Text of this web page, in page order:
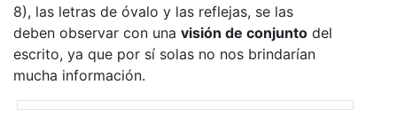
8), las letras de óvalo y las reflejas, se las
deben observar con una visión de conjunto del
escrito, ya que por sí solas no nos brindarían
mucha información.